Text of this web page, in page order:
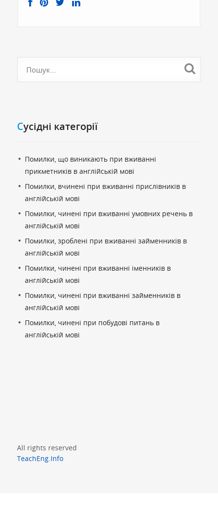
Cусідні категорії
Помилки, що виникають при вживанні
прикметників в англійській мові
Помилки, вчинені при вживанні прислівників в
англійській мові
Помилки, чинені при вживанні умовних речень в
англійській мові
Помилки, зроблені при вживанні займенників в
англійській мові
Помилки, чинені при вживанні іменників в
англійській мові
Помилки, чинені при вживанні займенників в
англійській мові
Помилки, чинені при побудові питань в
англійській мові
All rights reserved
TeachEng.Info